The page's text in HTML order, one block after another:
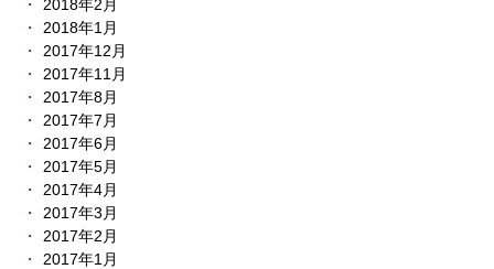
2018年2月
2018年1月
2017年12月
2017年11月
2017年8月
2017年7月
2017年6月
2017年5月
2017年4月
2017年3月
2017年2月
2017年1月